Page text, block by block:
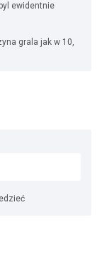
ewidentnie
grala jak w 10,